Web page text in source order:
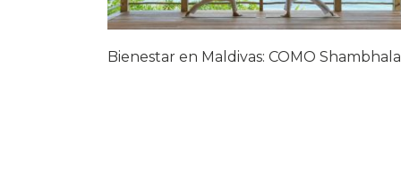
Bienestar en Maldivas: COMO Shambhala